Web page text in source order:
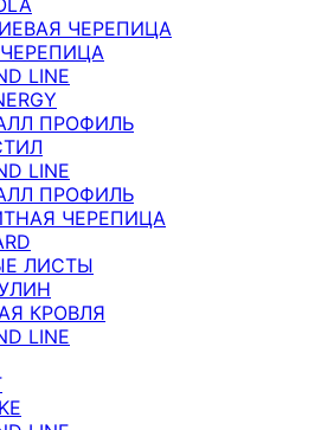
ЧЕРЕПИЦА
LINE
ПРОФИЛЬ
LINE
ПРОФИЛЬ
ЧЕРЕПИЦА
ЛИСТЫ
КРОВЛЯ
LINE